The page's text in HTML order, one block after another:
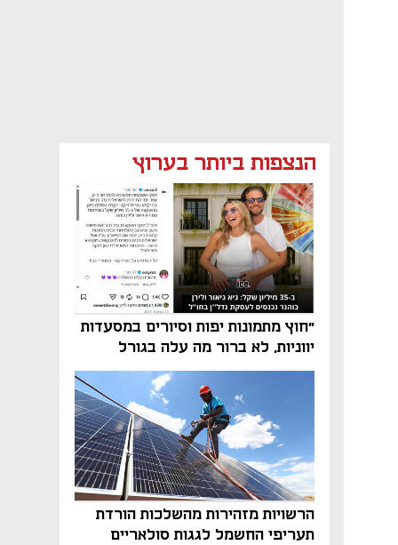
הנצפות ביותר בערוץ
"חוץ מתמונות יפות וסיורים במסעדות
יווניות, לא ברור מה עלה בגורל
פרויקט הנדל"ן"
הרשויות מזהירות מהשלכות הורדת
תעריפי החשמל לגגות סולאריים